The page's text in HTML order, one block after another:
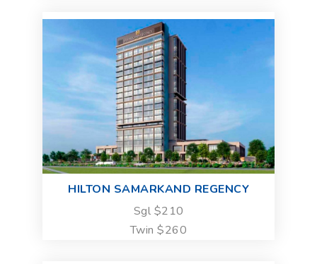
HILTON SAMARKAND REGENCY
Sgl $210
Twin $260